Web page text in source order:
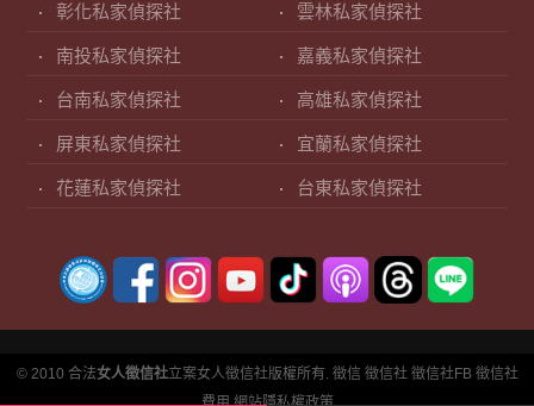
彰化私家偵探社 雲林私家偵探社
南投私家偵探社 嘉義私家偵探社
台南私家偵探社 高雄私家偵探社
屏東私家偵探社 宜蘭私家偵探社
花蓮私家偵探社 台東私家偵探社
© 2010 合法女人徵信社立案女人徵信社版權所有. 徵信 徵信社 徵信社FB 徵信社